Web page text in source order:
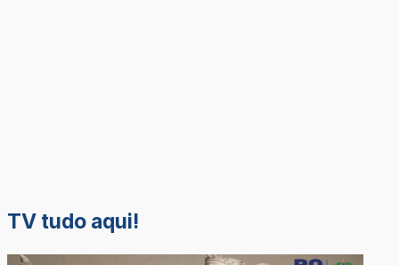
TV tudo aqui!